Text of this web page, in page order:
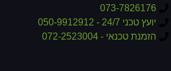
073-7826176
יועץ טכני 24/7 - 050-9912912
הזמנת טכנאי - 072-2523004